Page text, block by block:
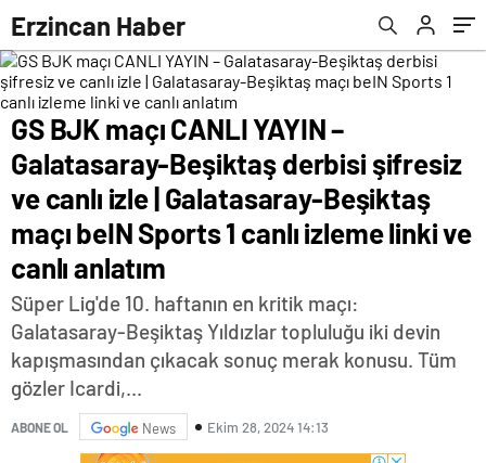
Erzincan Haber
canlı izleme linki ve canlı anlatım
GS BJK maçı CANLI YAYIN –
Galatasaray-Beşiktaş derbisi şifresiz
ve canlı izle | Galatasaray-Beşiktaş
maçı beIN Sports 1 canlı izleme linki ve
canlı anlatım
Süper Lig'de 10. haftanın en kritik maçı:
Galatasaray-Beşiktaş Yıldızlar topluluğu iki devin
kapışmasından çıkacak sonuç merak konusu. Tüm
gözler Icardi,...
ABONE OL News Ekim 28, 2024 14:13